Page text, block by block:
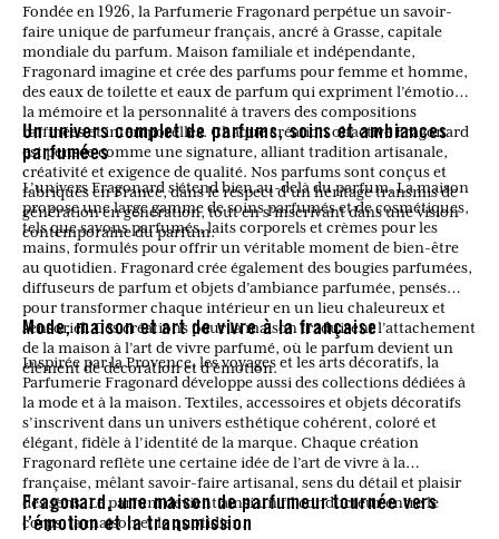
Fondée en 1926, la Parfumerie Fragonard perpétue un savoir-
faire unique de parfumeur français, ancré à Grasse, capitale
mondiale du parfum. Maison familiale et indépendante,
Fragonard imagine et crée des parfums pour femme et homme,
des eaux de toilette et eaux de parfum qui expriment l’émotion,
la mémoire et la personnalité à travers des compositions
raffinées et intemporelles. Chaque création olfactive Fragonard
est pensée comme une signature, alliant tradition artisanale,
créativité et exigence de qualité. Nos parfums sont conçus et
fabriqués en France, dans le respect d’un héritage transmis de
génération en génération, tout en s’inscrivant dans une vision
contemporaine du parfum.
Un univers complet de parfums, soins et ambiances
parfumées
L’univers Fragonard s’étend bien au-delà du parfum. La maison
propose une large gamme de soins parfumés et de cosmétiques,
tels que savons parfumés, laits corporels et crèmes pour les
mains, formulés pour offrir un véritable moment de bien-être
au quotidien. Fragonard crée également des bougies parfumées,
diffuseurs de parfum et objets d’ambiance parfumée, pensés
pour transformer chaque intérieur en un lieu chaleureux et
sensoriel. Ces créations pour la maison traduisent l’attachement
de la maison à l’art de vivre parfumé, où le parfum devient un
élément de décoration et d’émotion.
Mode, maison et art de vivre à la française
Inspirée par la Provence, les voyages et les arts décoratifs, la
Parfumerie Fragonard développe aussi des collections dédiées à
la mode et à la maison. Textiles, accessoires et objets décoratifs
s’inscrivent dans un univers esthétique cohérent, coloré et
élégant, fidèle à l’identité de la marque. Chaque création
Fragonard reflète une certaine idée de l’art de vivre à la
française, mêlant savoir-faire artisanal, sens du détail et plaisir
des sens. Le parfum devient ainsi un fil conducteur entre le
corps, la maison et le quotidien.
Fragonard, une maison de parfumeur tournée vers
l’émotion et la transmission